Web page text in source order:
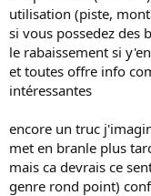
utilisation (piste,
si vous possedez des
le rabaissement si
et toutes offre info
intéressantes
encore un truc
met en branle plus
mais ca devrais ce
genre rond point)